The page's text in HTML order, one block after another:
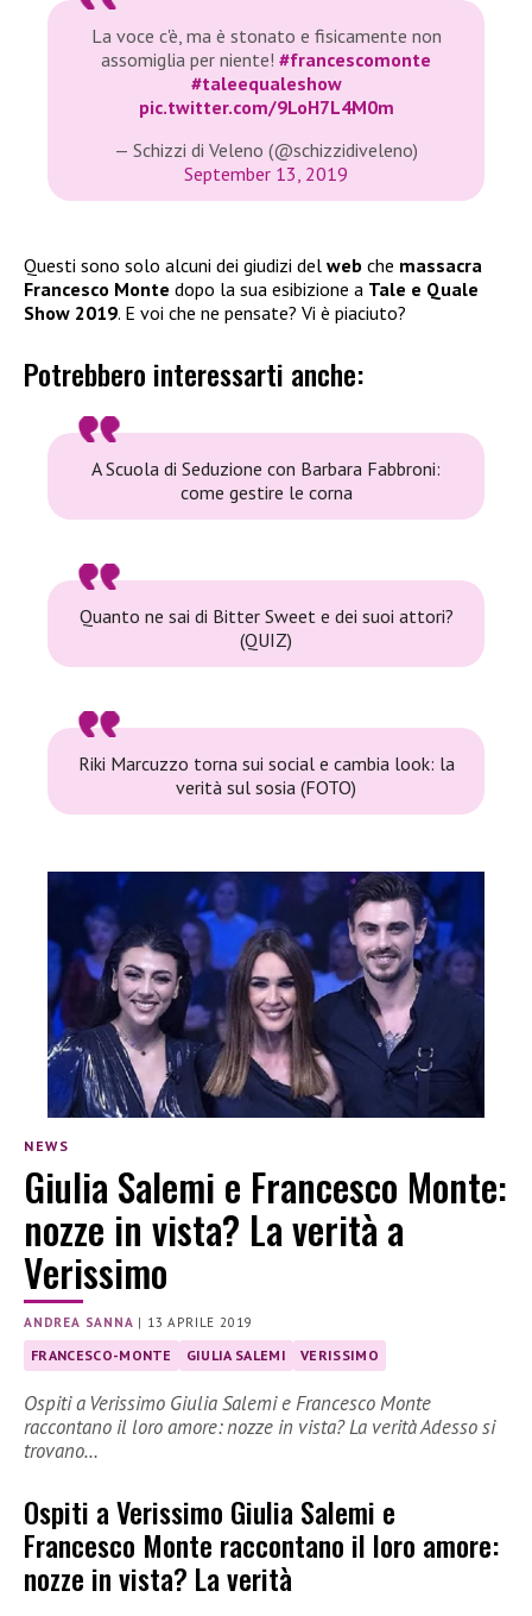
La voce c'è, ma è stonato e fisicamente non
assomiglia per niente! #francescomonte
#taleequaleshow
pic.twitter.com/9LoH7L4M0m
— Schizzi di Veleno (@schizzidiveleno)
September 13, 2019
Questi sono solo alcuni dei giudizi del web che massacra
Francesco Monte dopo la sua esibizione a Tale e Quale
Show 2019. E voi che ne pensate? Vi è piaciuto?
Potrebbero interessarti anche:
A Scuola di Seduzione con Barbara Fabbroni:
come gestire le corna
Quanto ne sai di Bitter Sweet e dei suoi attori?
(QUIZ)
Riki Marcuzzo torna sui social e cambia look: la
verità sul sosia (FOTO)
NEWS
Giulia Salemi e Francesco Monte:
nozze in vista? La verità a
Verissimo
ANDREA SANNA | 13 APRILE 2019
FRANCESCO-MONTE GIULIA SALEMI VERISSIMO
Ospiti a Verissimo Giulia Salemi e Francesco Monte
raccontano il loro amore: nozze in vista? La verità Adesso si
trovano…
Ospiti a Verissimo Giulia Salemi e
Francesco Monte raccontano il loro amore:
nozze in vista? La verità